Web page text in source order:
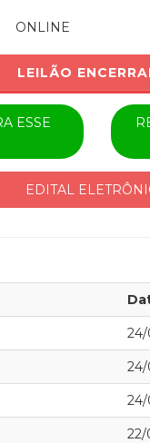
ONLINE
LEILÃO
ESSE
EDITAL
24/
24/
24/
22/